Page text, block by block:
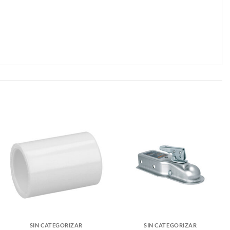
SIN CATEGORIZAR SIN CATEGORIZAR